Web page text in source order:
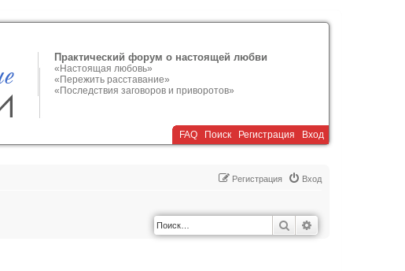
Практический форум о настоящей любви
«Настоящая любовь»
«Пережить расставание»
«Последствия заговоров и приворотов»
FAQ Поиск Регистрация Вход
Вход
Регистрация
Поиск